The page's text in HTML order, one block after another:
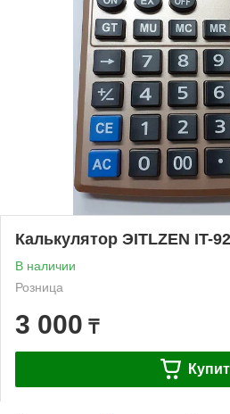
Калькулятор ЭITLZEN IT-
В наличии
Розница
3 000 ₸